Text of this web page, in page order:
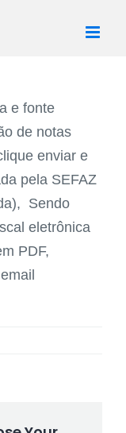
e fonte
de notas
enviar e
pela SEFAZ
Sendo
eletrônica
PDF,